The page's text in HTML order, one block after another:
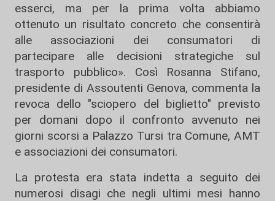
esserci, ma per la prima volta abbiamo
ottenuto un risultato concreto che consentirà
alle associazioni dei consumatori di
partecipare alle decisioni strategiche sul
trasporto pubblico». Così Rosanna Stifano,
presidente di Assoutenti Genova, commenta la
revoca dello "sciopero del biglietto" previsto
per domani dopo il confronto avvenuto nei
giorni scorsi a Palazzo Tursi tra Comune, AMT
e associazioni dei consumatori.
La protesta era stata indetta a seguito dei
numerosi disagi che negli ultimi mesi hanno